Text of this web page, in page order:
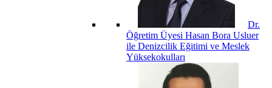
Dr.
Öğretim Üyesi Hasan Bora Usluer
ile Denizcilik Eğitimi ve Meslek
Yüksekokulları